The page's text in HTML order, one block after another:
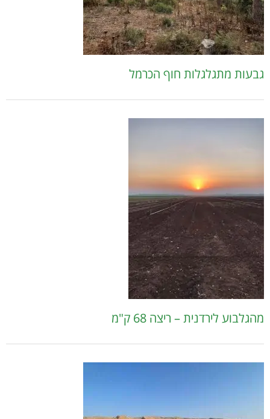
גבעות מתגלגלות חוף הכרמל
מהגלבוע לירדנית – ריצה 68 ק"מ